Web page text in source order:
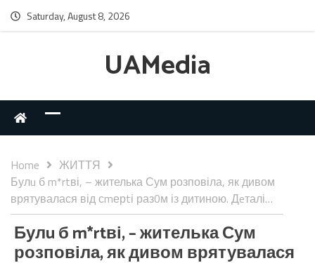
Saturday, August 8, 2026
UAMedia
Home
ЖИТТЯ
Булu б m*rtві, – жителька Сум розповіла, як дивом
врятувалася від сmерtі раз0м із дитиною. Дeталі…
Булu б m*rtві, – жителька Сум
розповіла, як дивом врятувалася